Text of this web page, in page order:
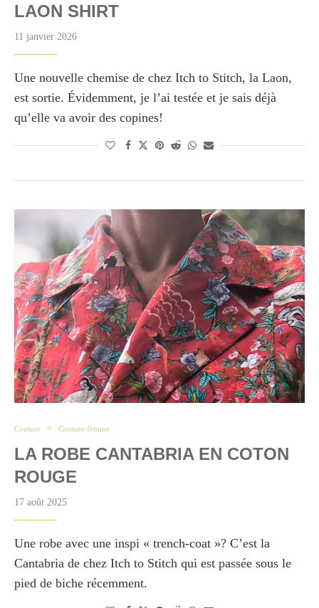
LAON SHIRT
11 janvier 2026
Une nouvelle chemise de chez Itch to Stitch, la Laon,
est sortie. Évidemment, je l’ai testée et je sais déjà
qu’elle va avoir des copines!
Couture Couture femme
LA ROBE CANTABRIA EN COTON
ROUGE
17 août 2025
Une robe avec une inspi « trench-coat »? C’est la
Cantabria de chez Itch to Stitch qui est passée sous le
pied de biche récemment.